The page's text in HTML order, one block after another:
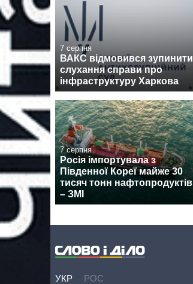
7 серпня
ВАКС відмовився зупинити
слухання справи про
інфраструктуру Харкова
7 серпня
Росія імпортувала з
Південної Кореї майже 30
тисяч тонн нафтопродуктів
– ЗМІ
УКР РОС